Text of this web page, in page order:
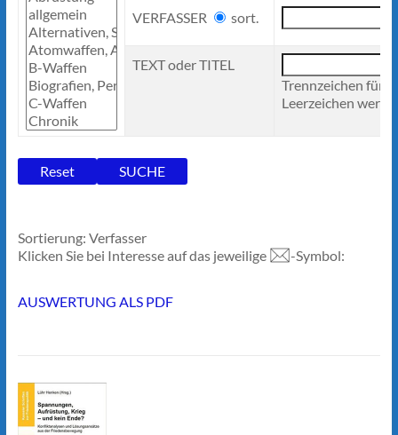
VERFASSER sort.
TEXT oder TITEL
Trennzeichen für
Leerzeichen
Sortierung: Verfasser
Klicken Sie bei Interesse auf das jeweilige
-Symbol:
AUSWERTUNG ALS PDF